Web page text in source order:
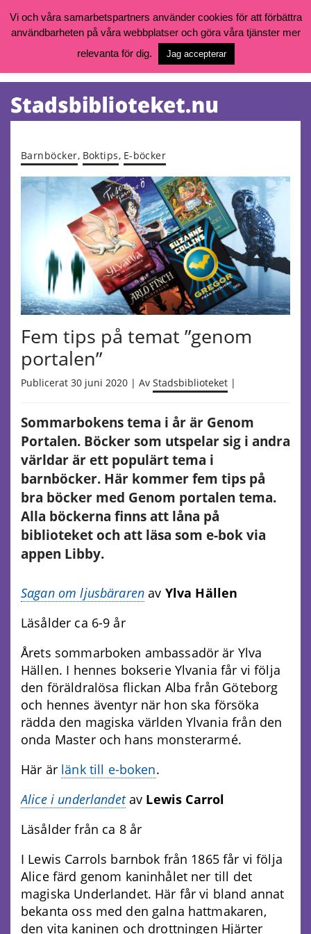
Vill du söka böcker, logga in på ditt bibliotekskonto eller nå övriga
goteborg.se/bibliotek
Öppettider, katalog och kontakt
Tjänster
Barnböcker, Boktips, E-böcker
Fem tips på temat ”genom
portalen”
Publicerat 30 juni 2020 | Av Stadsbiblioteket |
Sommarbokens tema i år är Genom
Portalen. Böcker som utspelar sig i andra
världar är ett populärt tema i
barnböcker. Här kommer fem tips på
bra böcker med Genom portalen tema.
Alla böckerna finns att låna på
biblioteket och att läsa som e-bok via
appen Libby.
Sagan om ljusbäraren av Ylva Hällen
Läsålder ca 6-9 år
Årets sommarboken ambassadör är Ylva
Hällen. I hennes bokserie Ylvania får vi följa
den föräldralösa flickan Alba från Göteborg
och hennes äventyr när hon ska försöka
rädda den magiska världen Ylvania från den
onda Master och hans monsterarmé.
Här är länk till e-boken.
Alice i underlandet av Lewis Carrol
Läsålder från ca 8 år
I Lewis Carrols barnbok från 1865 får vi följa
Alice färd genom kaninhålet ner till det
magiska Underlandet. Här får vi bland annat
bekanta oss med den galna hattmakaren,
den vita kaninen och drottningen Hjärter
Vi och våra samarbetspartners använder cookies för att förbättra
användbarheten på våra webbplatser och göra våra tjänster mer
relevanta för dig.
Jag accepterar